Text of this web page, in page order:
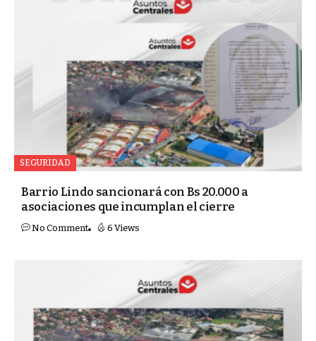
SEGURIDAD
Barrio Lindo sancionará con Bs 20.000 a
asociaciones que incumplan el cierre
No Comment 6 Views